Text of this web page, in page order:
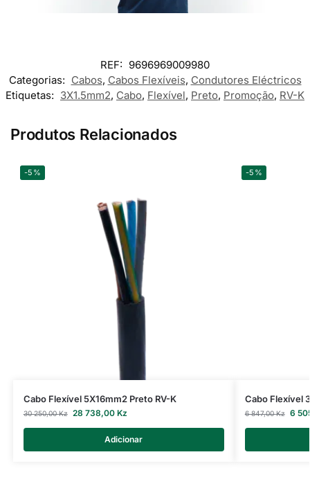
REF: 9696969009980
Categorias: Cabos, Cabos Flexíveis, Condutores Eléctricos
Etiquetas: 3X1.5mm2, Cabo, Flexível, Preto, Promoção, RV-K
Produtos Relacionados
-5%
Cabo Flexível 5X16mm2 Preto RV-K
30 250,00Kz 28 738,00 Kz
Adicionar
-5%
Cabo Flexível
6 847,00Kz 6